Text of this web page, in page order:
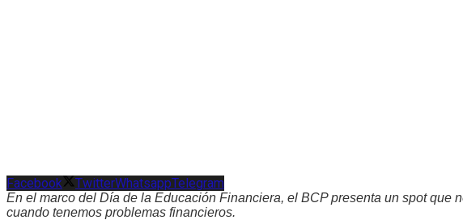
Facebook TwitterWhatsappTelegram
En el marco del Día de la Educación Financiera, el BCP presenta un spot que
cuando tenemos problemas financieros.